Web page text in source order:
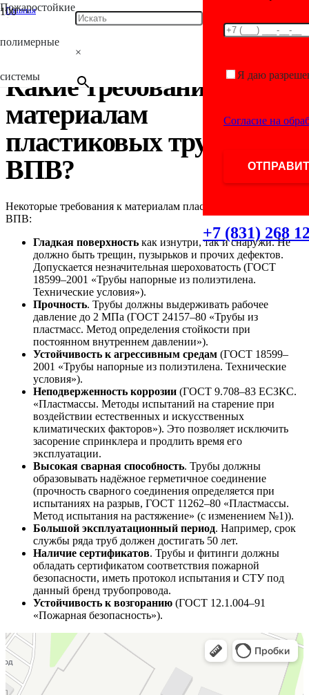
Пожаростойкие
полимерные
системы
×
Я даю
Согласие на
+7 (831) 268
Главная
/
/
Какие требования к материалам пластиковых труб для ВПВ?
Какие требования к
материалам
пластиковых труб для
ВПВ?
Некоторые требования к материалам пластиковых труб для
ВПВ:
Гладкая поверхность как изнутри, так и снаружи. Не
должно быть трещин, пузырьков и прочих дефектов.
Допускается незначительная шероховатость (ГОСТ
18599–2001 «Трубы напорные из полиэтилена.
Технические условия»).
Прочность. Трубы должны выдерживать рабочее
давление до 2 МПа (ГОСТ 24157–80 «Трубы из
пластмасс. Метод определения стойкости при
постоянном внутреннем давлении»).
Устойчивость к агрессивным средам (ГОСТ 18599–
2001 «Трубы напорные из полиэтилена. Технические
условия»).
Неподверженность коррозии (ГОСТ 9.708–83 ЕСЗКС.
«Пластмассы. Методы испытаний на старение при
воздействии естественных и искусственных
климатических факторов»). Это позволяет исключить
засорение спринклера и продлить время его
эксплуатации.
Высокая сварная способность. Трубы должны
образовывать надёжное герметичное соединение
(прочность сварного соединения определяется при
испытаниях на разрыв, ГОСТ 11262–80 «Пластмассы.
Метод испытания на растяжение» (с изменением №1)).
Большой эксплуатационный период. Например, срок
службы ряда труб должен достигать 50 лет.
Наличие сертификатов. Трубы и фитинги должны
обладать сертификатом соответствия пожарной
безопасности, иметь протокол испытания и СТУ под
данный бренд трубопровода.
Устойчивость к возгоранию (ГОСТ 12.1.004–91
«Пожарная безопасность»).